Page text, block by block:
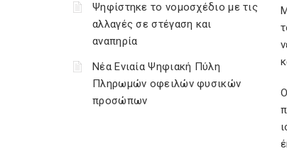
Ψηφίστηκε το νομοσχέδιο με τις
αλλαγές σε στέγαση και
αναπηρία
Νέα Ενιαία Ψηφιακή Πύλη
Πληρωμών οφειλών φυσικών
προσώπων